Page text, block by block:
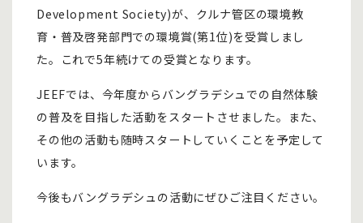
Development Society)が、クルナ管区の環境教
育・普及啓発部門での環境賞(第1位)を受賞しまし
た。これで5年続けての受賞となります。
JEEFでは、今年度からバングラデシュでの自然体験
の普及を目指した活動をスタートさせました。また、
その他の活動も随時スタートしていくことを予定して
います。
今後もバングラデシュの活動にぜひご注目ください。